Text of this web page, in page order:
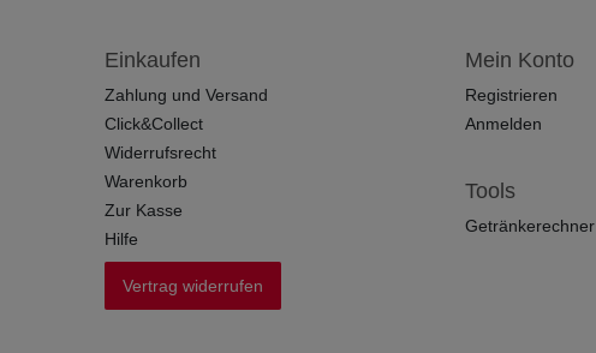
Einkaufen
Zahlung und Versand
Click&Collect
Widerrufsrecht
Warenkorb
Zur Kasse
Hilfe
Vertrag widerrufen
Mein Konto
Registrieren
Anmelden
Tools
Getränkerechner